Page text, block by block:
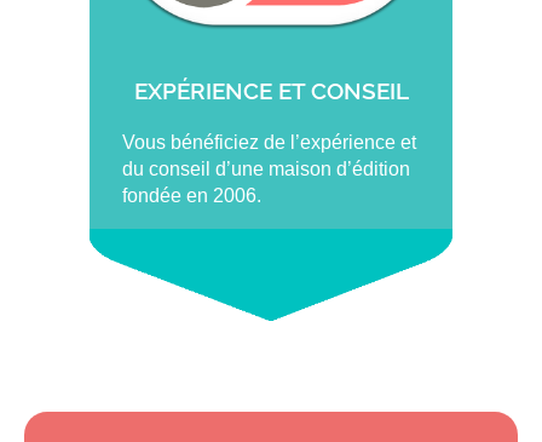
EXPÉRIENCE ET CONSEIL
Vous bénéficiez de l’expérience et
du conseil d’une maison d’édition
fondée en 2006.